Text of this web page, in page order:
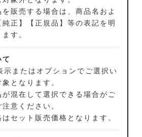
を販売する場合は、商品名およ
正】【正規品】等の表記を明
す。
示またはオプションでご選択い
となります。
が混在して選択できる場合がご
意ください。
はセット販売価格となります。